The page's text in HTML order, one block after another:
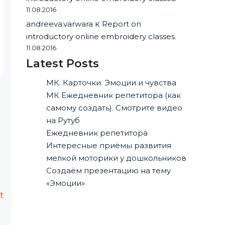
11.08.2016
andreeva.varwara к Report on
introductory online embroidery classes.
11.08.2016
Latest Posts
МК. Карточки. Эмоции и чувства
МК Ежедневник репетитора (как
самому создать). Смотрите видео
на Рутуб
Ежедневник репетитора
Интересные приёмы развития
мелкой моторики у дошкольников
Создаём презентацию на тему
«Эмоции»